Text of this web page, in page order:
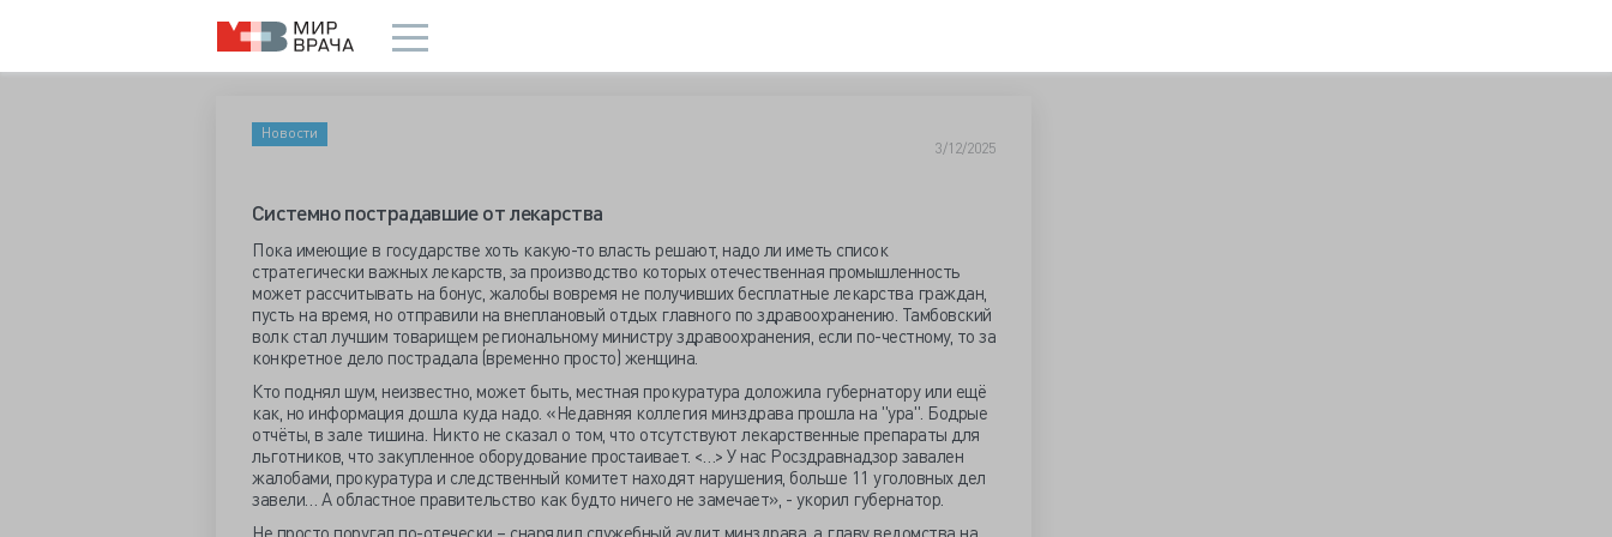
Новости
3/12/2025
Системно пострадавшие от лекарства
Пока имеющие в государстве хоть какую-то власть решают, надо ли иметь список
стратегически важных лекарств, за производство которых отечественная промышленность
может рассчитывать на бонус, жалобы вовремя не получивших бесплатные лекарства граждан,
пусть на время, но отправили на внеплановый отдых главного по здравоохранению. Тамбовский
волк стал лучшим товарищем региональному министру здравоохранения, если по-честному, то за
конкретное дело пострадала (временно просто) женщина.
Кто поднял шум, неизвестно, может быть, местная прокуратура доложила губернатору или ещё
как, но информация дошла куда надо. «Недавняя коллегия минздрава прошла на "ура". Бодрые
отчёты, в зале тишина. Никто не сказал о том, что отсутствуют лекарственные препараты для
льготников, что закупленное оборудование простаивает. <…> У нас Росздравнадзор завален
жалобами, прокуратура и следственный комитет находят нарушения, больше 11 уголовных дел
завели… А областное правительство как будто ничего не замечает», - укорил губернатор.
Не просто поругал по-отечески – снарядил служебный аудит минздрава, а главу ведомства на